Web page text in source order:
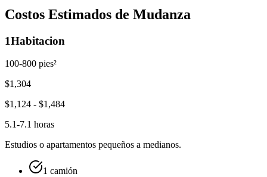
Costos Estimados de Mudanza
1Habitacion
100-800 pies²
$1,304
$1,124 - $1,484
5.1-7.1 horas
Estudios o apartamentos pequeños a medianos.
1 camión